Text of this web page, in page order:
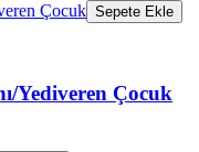
Sepete Ekle
Yediveren Çocuk